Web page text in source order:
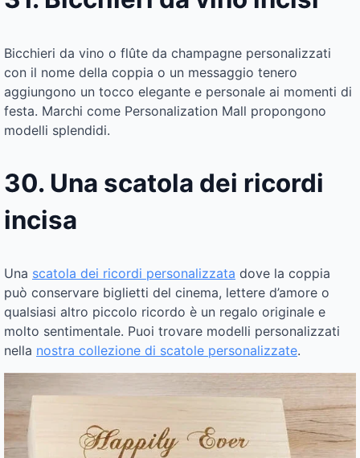
Bicchieri da vino o flûte da champagne personalizzati
con il nome della coppia o un messaggio tenero
aggiungono un tocco elegante e personale ai momenti di
festa. Marchi come Personalization Mall propongono
modelli splendidi.
30. Una scatola dei ricordi
incisa
Una scatola dei ricordi personalizzata dove la coppia
può conservare biglietti del cinema, lettere d’amore o
qualsiasi altro piccolo ricordo è un regalo originale e
molto sentimentale. Puoi trovare modelli personalizzati
nella nostra collezione di scatole personalizzate.